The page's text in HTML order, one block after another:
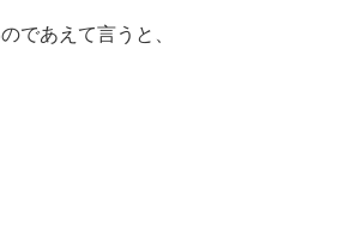
であえて言うと、